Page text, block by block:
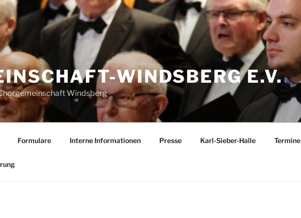
WINDSBERG E.V.
Windsberg
Formulare Interne Informationen Presse Karl-Sieber-Halle Termine